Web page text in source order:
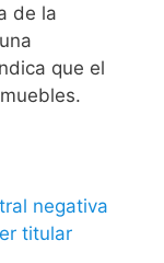
de la
que el
negativa
titular